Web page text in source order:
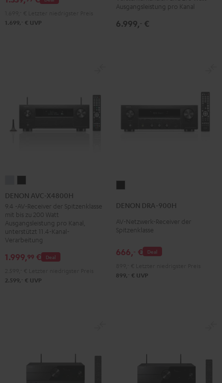
1.699, ‐ € UVP
Ausgangsleistung pro Kanal
6.999,‐ €
AVC-
X4800H
Premium
Silber
AVC-
X4800H
Schwarz
DENON AVC-X4800H
9.4 -AV-Receiver der Spitzenklasse
mit bis zu 200 Watt
Ausgangsleistung pro Kanal,
unterstützt 11.4-Kanal-
Verarbeitung
Deal
1.999,99 €
2.599, ‐ € UVP
900H
Schwarz
DENON DRA-900H
AV-Netzwerk-Receiver der
Spitzenklasse
Deal
666,‐ €
899, ‐ € UVP